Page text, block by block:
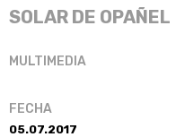
SOLAR DE OPAÑEL
05.07.2017